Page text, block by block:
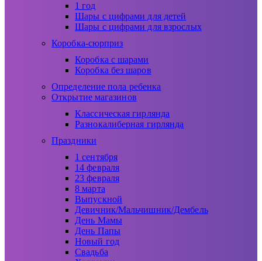
1 год
Шары с цифрами для детей
Шары с цифрами для взрослых
Коробка-сюрприз
Коробка с шарами
Коробка без шаров
Определение пола ребенка
Открытие магазинов
Классическая гирлянда
Разнокалиберная гирлянда
Праздники
1 сентября
14 февраля
23 февраля
8 марта
Выпускной
Девичник/Мальчишник/Дембель
День Мамы
День Папы
Новый год
Свадьба